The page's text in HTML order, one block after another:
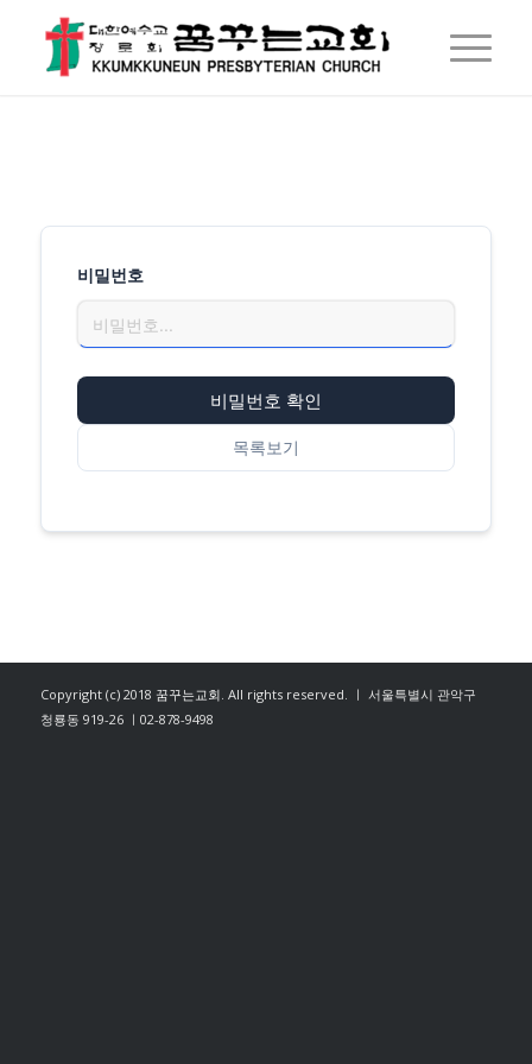
비밀번호
목록보기
비밀번호 확인
Copyright (c) 2018 꿈꾸는교회. All rights reserved. ㅣ 서울특별시 관악구
청룡동 919-26 ㅣ02-878-9498